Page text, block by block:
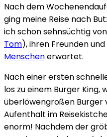
Nach dem
ging meine Reise nach
ich schon sehnsüchtig
Tom), ihren Freunden
Menschenerwartet.
Nach einer ersten
los zu einem Burger King,
überlöwengroßen Burger
Aufenthalt im
enorm! Nachdem der